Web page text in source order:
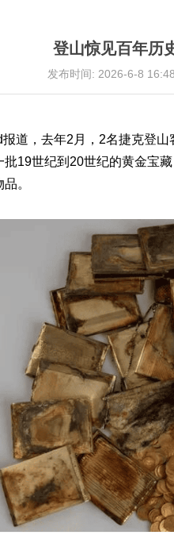
登山惊见百年历
发布时间: 2026-6-8 16:48
道，去年2月，2名捷克登
批19世纪到20世纪的黄金宝
。